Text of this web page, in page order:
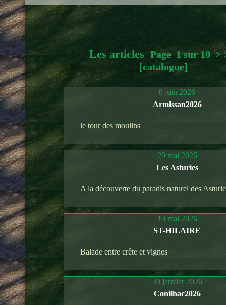
Les articles Page 1 sur 10>
[catalogue]
8 juin 2026
Armissan2026
le tour des moulins
29 mai 2026
Les Asturies
A la découverte du paradis naturel des
13 mai 2026
ST-HILAIRE
Balade entre crête et vignes
30 janvier 2026
Conilhac2026